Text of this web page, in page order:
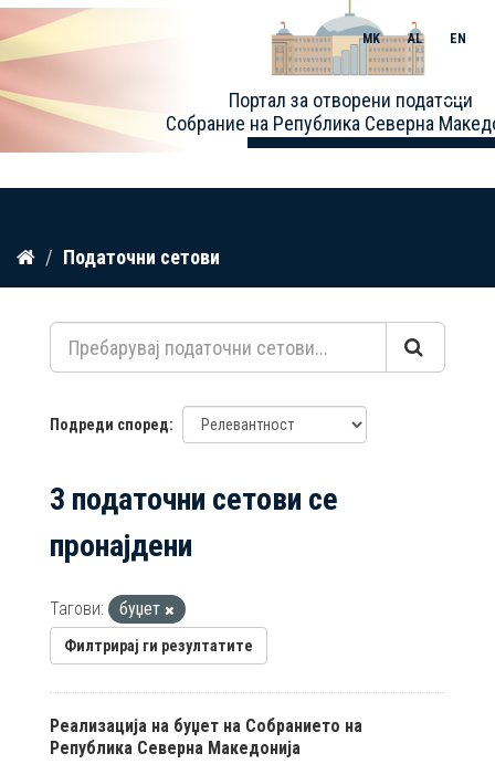
Прескокнете
содржина
Портал за отворени податоци
Собрание на Република Северна
MK AL EN
Toggle
Податочни сетови
Подреди според
3 податочни сетови се
пронајдени
Тагови: буџет
Филтрирај ги резултатите
Реализација на буџет на Собранието на
Република Северна Македонија